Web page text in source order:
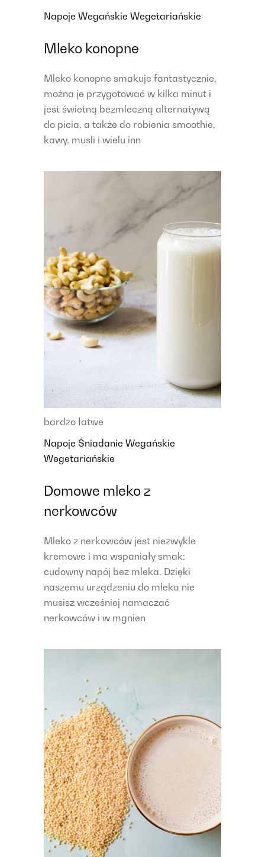
Napoje Wegańskie Wegetariańskie
Mleko konopne
Mleko konopne smakuje fantastycznie,
można je przygotować w kilka minut i
jest świetną bezmleczną alternatywą
do picia, a także do robienia smoothie,
kawy, musli i wielu inn
bardzo łatwe
Napoje Śniadanie Wegańskie
Wegetariańskie
Domowe mleko z
nerkowców
Mleko z nerkowców jest niezwykle
kremowe i ma wspaniały smak:
cudowny napój bez mleka. Dzięki
naszemu urządzeniu do mleka nie
musisz wcześniej namaczać
nerkowców i w mgnien